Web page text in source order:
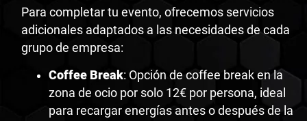
Para completar tu evento, ofrecemos servicios
adicionales adaptados a las necesidades de cada
grupo de empresa:
Coffee Break: Opción de coffee break en la
zona de ocio por solo 12€ por persona, ideal
para recargar energías antes o después de la